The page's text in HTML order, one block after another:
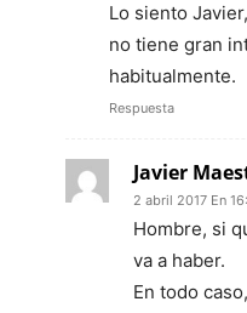
Lo siento
no tiene gran
habitualmente.
Respuesta
Javier
2 abril 2017 En
Hombre, si
va a haber.
En todo